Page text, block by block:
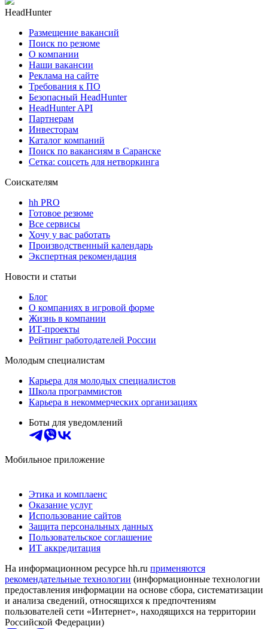
HeadHunter
Размещение вакансий
Поиск по резюме
О компании
Наши вакансии
Реклама на сайте
Требования к ПО
Безопасный HeadHunter
HeadHunter API
Партнерам
Инвесторам
Каталог компаний
Поиск по вакансиям в Саранске
Сетка: соцсеть для нетворкинга
Соискателям
hh PRO
Готовое резюме
Все сервисы
Хочу у вас работать
Производственный календарь
Экспертная рекомендация
Новости и статьи
Блог
О компаниях в игровой форме
Жизнь в компании
ИТ-проекты
Рейтинг работодателей России
Молодым специалистам
Карьера для молодых специалистов
Школа программистов
Карьера в некоммерческих организациях
Боты для уведомлений
Мобильное приложение
Этика и комплаенс
Оказание услуг
Использование сайтов
Защита персональных данных
Пользовательское соглашение
ИТ аккредитация
На информационном ресурсе hh.ru применяются
рекомендательные технологии (информационные технологии
предоставления информации на основе сбора, систематизации
и анализа сведений, относящихся к предпочтениям
пользователей сети «Интернет», находящихся на территории
Российской Федерации)